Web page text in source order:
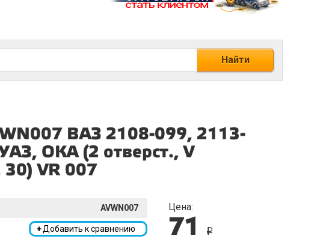
Найти
ВАЗ 2108-099, 2113-
ОКА (2 отверст., V
30) VR 007
AVWN007
+Добавить к сравнению
Цена:
71 i